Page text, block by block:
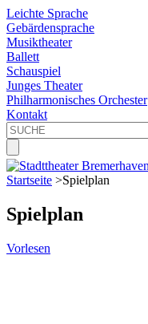
Leichte Sprache
Gebärdensprache
Musiktheater
Ballett
Schauspiel
Junges Theater
Philharmonisches Orchester
Kontakt
Startseite >Spielplan
Spielplan
Vorlesen